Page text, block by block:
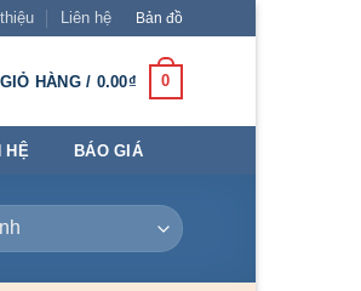
Liên hệ Bản đồ
GIỎ HÀNG / 0.00₫ 0
HỆ BÁO GIÁ